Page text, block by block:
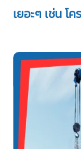
เยอะๆ เช่น โ